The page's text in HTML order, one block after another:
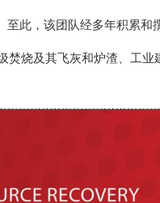
此，该团队经多年积累
烧及其飞灰和炉渣、工